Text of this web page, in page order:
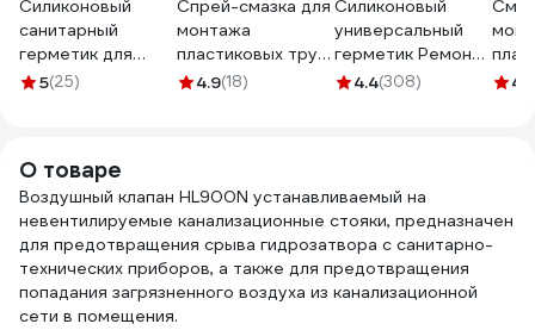
Силиконовый
санитарный
герметик для
ванной и кухни
5(25)
Спрей-смазка для
монтажа
пластиковых труб
ПВХ Mr.Bond 907
4.9(18)
Силиконовый
универсальный
герметик Ремонт
на 100%
4.4(308) 4.9
О товаре
Воздушный клапан HL900N устанавливаемый на
невентилируемые канализационные стояки, предназначен
для предотвращения срыва гидрозатвора с санитарно-
технических приборов, а также для предотвращения
попадания загрязненного воздуха из канализационной
сети в помещения.